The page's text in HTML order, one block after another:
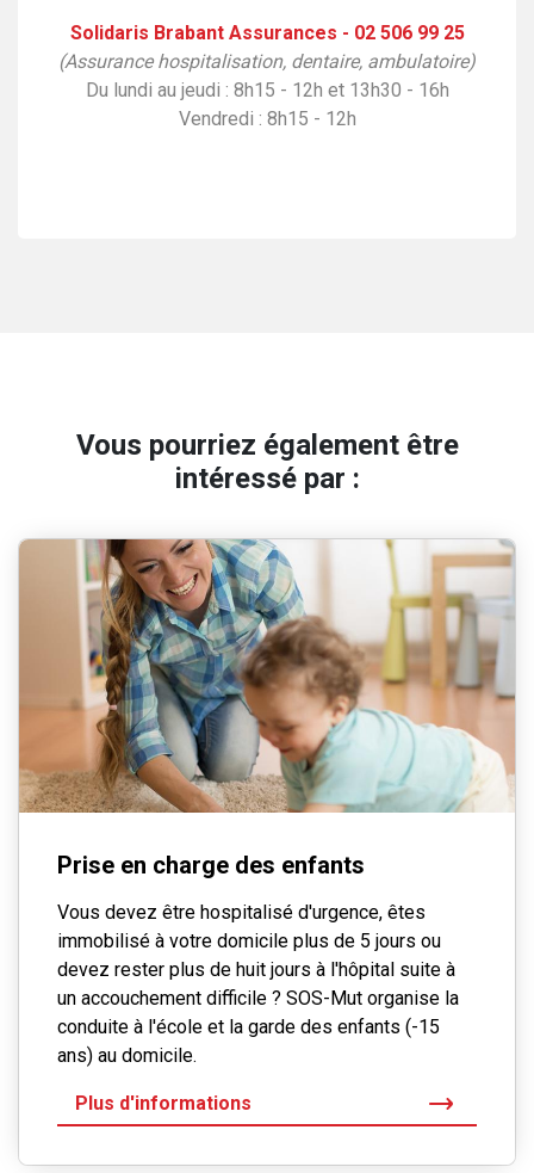
Solidaris Brabant Assurances - 02 506 99 25
(Assurance hospitalisation, dentaire, ambulatoire)
Du lundi au jeudi : 8h15 - 12h et 13h30 - 16h
Vendredi : 8h15 - 12h
Vous pourriez également être
intéressé par :
Prise en charge des enfants
Vous devez être hospitalisé d'urgence, êtes
immobilisé à votre domicile plus de 5 jours ou
devez rester plus de huit jours à l'hôpital suite à
un accouchement difficile ? SOS-Mut organise la
conduite à l'école et la garde des enfants (-15
ans) au domicile.
Plus d'informations